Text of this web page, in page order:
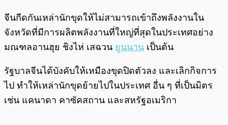
จีนกีดกันเหล่านักขุดให้ไม่สามารถเข้าถึงพลังงานใน
จังหวัดที่มีการผลิตพลังงานที่ใหญ่ที่สุดในประเทศอย่าง
มณฑลอานฮุย ชิงไห่ เสฉวน ยูนนาน เป็นต้น
รัฐบาลจีนได้บังคับให้เหมืองขุดปิดตัวลง และเลิกกิจการ
ไป ทำให้เหล่านักขุดย้ายไปในประเทศ อื่น ๆ ที่เป็นมิตร
เช่น แคนาดา คาซัคสถาน และสหรัฐอเมริกา